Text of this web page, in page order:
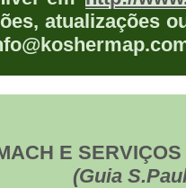
atualizações
E
(Guia